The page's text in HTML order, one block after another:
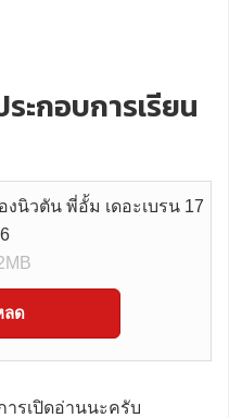
ะกอบการเรียน
นิวตัน พี่อั้ม เดอะเบรน 17
ลด
ารเปิดอ่านนะครับ